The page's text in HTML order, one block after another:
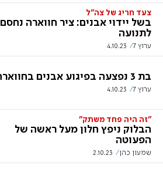
צעד חריג של צה"ל
בשל יידוי אבנים: ציר חווארה נחסם
לתנועה
ערוץ 7 4.10.23
בת 3 נפצעה בפיגוע אבנים בחווארה
ערוץ 7 4.10.23
"זה היה פחד משתק"
הבלוק ניפץ חלון מעל ראשה של
הפעוטה
שמעון כהן 2.10.23